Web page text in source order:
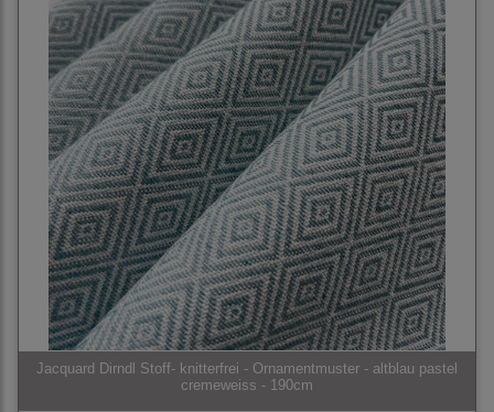
Jacquard Dirndl Stoff- knitterfrei - Ornamentmuster - altblau pastel
cremeweiss - 190cm